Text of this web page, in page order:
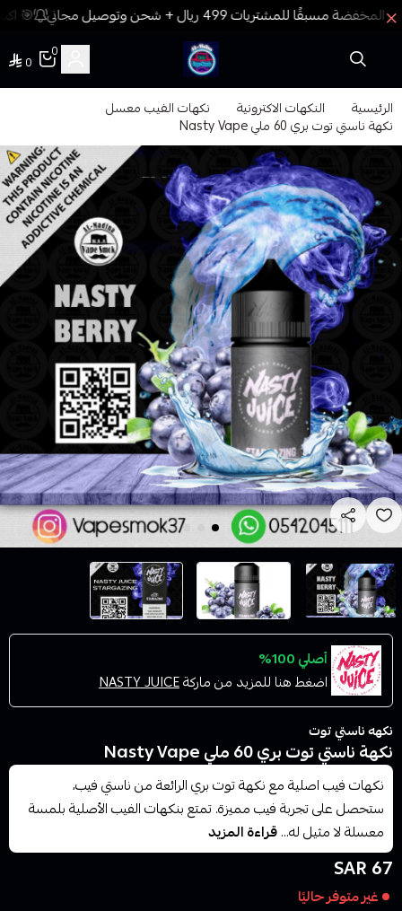
🎯
فيب المدينة
0
0
الرئيسية النكهات الاكترونية نكهات الفيب معسل
نكهة ناستي توت بري 60 ملي Nasty Vape
أصلي 100%
اضغط هنا للمزيد من ماركةNASTY JUICE
نكهه ناستي توت
نكهة ناستي توت بري 60 ملي Nasty Vape
نكهات فيب اصلية مع نكهة توت بري الرائعة من ناستي فيب،
ستحصل على تجربة فيب مميزة. تمتع بنكهات الفيب الأصلية بلمسة
معسلة لا مثيل له...قراءة المزيد
67 SAR
غير متوفر حاليًا